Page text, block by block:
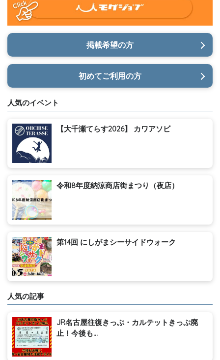
掲載希望の方
初めてご利用の方
人気のイベント
【大千瀬てらす2026】 カワアソビ
令和8年度納涼商店街まつり（夜店）
第14回 にしがまシーサイドウォーク
人気の記事
JR名古屋往復きっぷ・カルテットきっぷ廃
止！今後も...